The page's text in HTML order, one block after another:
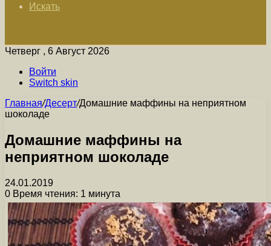
Искать
Четверг , 6 Август 2026
Войти
Switch skin
Главная/Десерт/Домашние маффины на неприятном
шоколаде
Домашние маффины на
неприятном шоколаде
24.01.2019
0 Время чтения: 1 минута